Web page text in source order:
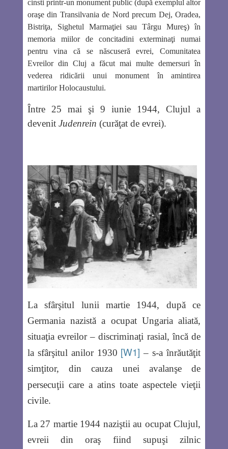
cinsti printr-un monument public (după exemplul altor
oraşe din Transilvania de Nord precum Dej, Oradea,
Bistriţa, Sighetul Marmaţiei sau Târgu Mureş) în
memoria miilor de concitadini exterminaţi numai
pentru vina că se născuseră evrei, Comunitatea
Evreilor din Cluj a făcut mai multe demersuri în
vederea ridicării unui monument în amintirea
martirilor Holocaustului.
Între 25 mai şi 9 iunie 1944, Clujul a
devenit Judenrein (curăţat de evrei).
La sfârşitul lunii martie 1944, după ce
Germania nazistă a ocupat Ungaria aliată,
situaţia evreilor –discriminaţi rasial, încă de
la sfârşitul anilor 1930 [W1]– s-a înrăutăţit
simţitor, din cauza unei avalanşe de
persecuţii care a atins toate aspectele vieţii
civile.
La 27 martie 1944 naziştii au ocupat Clujul,
evreii din oraş fiind supuşi zilnic